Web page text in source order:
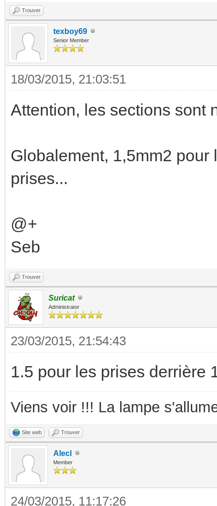
Trouver
texboy69
Senior Member
18/03/2015, 21:03:51
Attention, les sections sont
Globalement, 1,5mm2
prises...
@+
Seb
Trouver
Suricat
Administrator
23/03/2015, 21:54:43
1.5 pour les prises derrière
Viens voir !!! La lampe
Site web Trouver
Alecl
Member
24/03/2015, 11:17:26